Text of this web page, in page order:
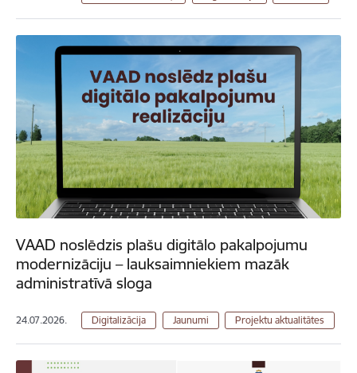
VAAD noslēdzis plašu digitālo pakalpojumu
modernizāciju – lauksaimniekiem mazāk
administratīvā sloga
24.07.2026. Digitalizācija Jaunumi Projektu aktualitātes